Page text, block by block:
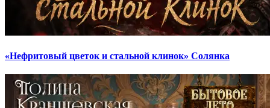
«Нефритовый цветок и стальной клинок» Солянка